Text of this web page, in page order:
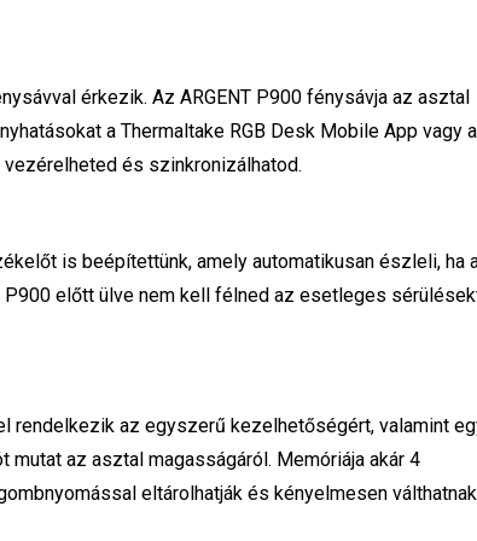
érkezik. Az ARGENT P900 fénysávja az asztal
a Thermaltake RGB Desk Mobile App vagy
és szinkronizálhatod.
is beépítettünk, amely automatikusan észleli, ha
előtt ülve nem kell félned az esetleges
rendelkezik az egyszerű kezelhetőségért, valamint
az asztal magasságáról. Memóriája akár 4
eltárolhatják és kényelmesen